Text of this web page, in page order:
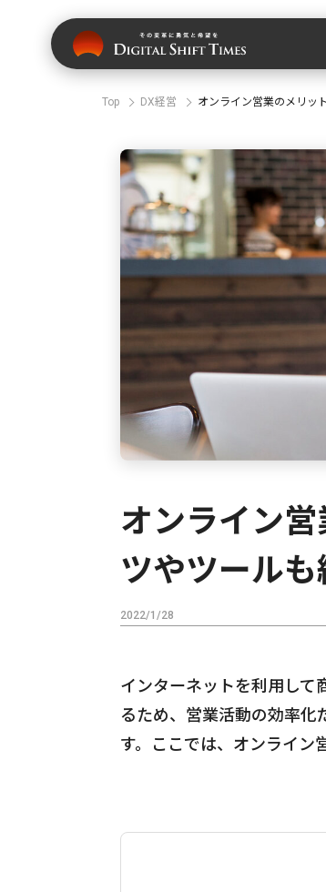
Top DX経営 オンライン営業のメリッ
オンライン
ツやツールも
2022/1/28
インターネットを利用して
るため、営業活動の効率化
す。ここでは、オンライン